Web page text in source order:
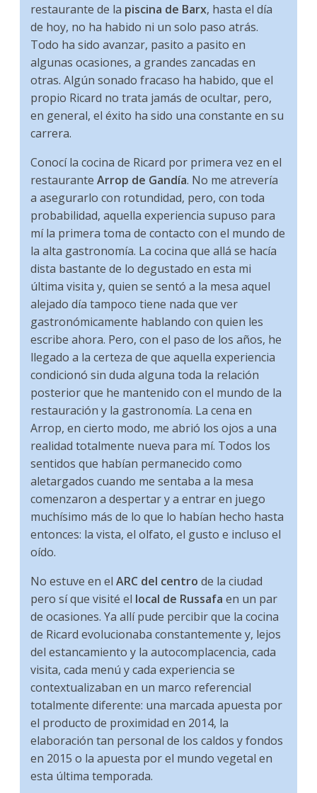
restaurante de la piscina de Barx, hasta el día
de hoy, no ha habido ni un solo paso atrás.
Todo ha sido avanzar, pasito a pasito en
algunas ocasiones, a grandes zancadas en
otras. Algún sonado fracaso ha habido, que el
propio Ricard no trata jamás de ocultar, pero,
en general, el éxito ha sido una constante en su
carrera.
Conocí la cocina de Ricard por primera vez en el
restauranteArrop de Gandía. No me atrevería
a asegurarlo con rotundidad, pero, con toda
probabilidad, aquella experiencia supuso para
mí la primera toma de contacto con el mundo de
la alta gastronomía. La cocina que allá se hacía
dista bastante de lo degustado en esta mi
última visita y, quien se sentó a la mesa aquel
alejado día tampoco tiene nada que ver
gastronómicamente hablando con quien les
escribe ahora. Pero, con el paso de los años, he
llegado a la certeza de que aquella experiencia
condicionó sin duda alguna toda la relación
posterior que he mantenido con el mundo de la
restauración y la gastronomía. La cena en
Arrop, en cierto modo, me abrió los ojos a una
realidad totalmente nueva para mí. Todos los
sentidos que habían permanecido como
aletargados cuando me sentaba a la mesa
comenzaron a despertar y a entrar en juego
muchísimo más de lo que lo habían hecho hasta
entonces: la vista, el olfato, el gusto e incluso el
oído.
No estuve en elARC del centro de la ciudad
pero sí que visité el local de Russafa en un par
de ocasiones. Ya allí pude percibir que la cocina
de Ricard evolucionaba constantemente y, lejos
del estancamiento y la autocomplacencia, cada
visita, cada menú y cada experiencia se
contextualizaban en un marco referencial
totalmente diferente: una marcada apuesta por
el producto de proximidad en 2014, la
elaboración tan personal de los caldos y fondos
en 2015 o la apuesta por el mundo vegetal en
esta última temporada.